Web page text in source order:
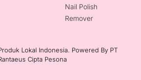
Nail Polish
Remover
Lokal Indonesia. Powered By PT
Cipta Pesona